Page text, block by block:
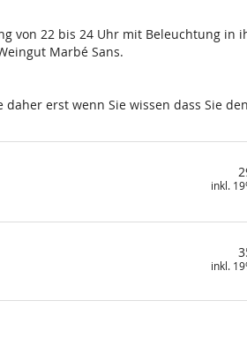
von 22 bis 24 Uhr mit Beleuchtung in
Marbé Sans.
erst wenn Sie wissen dass Sie
inkl.
inkl.